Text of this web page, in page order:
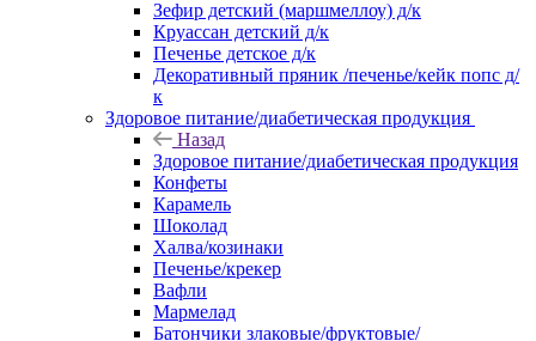
Зефир детский (маршмеллоу) д/к
Круассан детский д/к
Печенье детское д/к
Декоративный пряник /печенье/кейк попс д/
к
Здоровое питание/диабетическая продукция
Назад
Здоровое питание/диабетическая продукция
Конфеты
Карамель
Шоколад
Халва/козинаки
Печенье/крекер
Вафли
Мармелад
Батончики злаковые/фруктовые/